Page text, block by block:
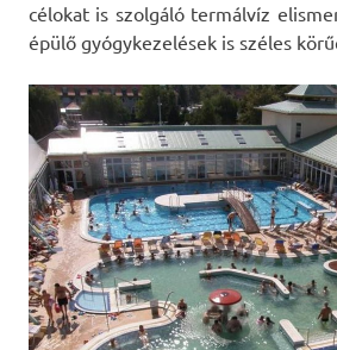
célokat is szolgáló termálvíz
épülő gyógykezelések is széles